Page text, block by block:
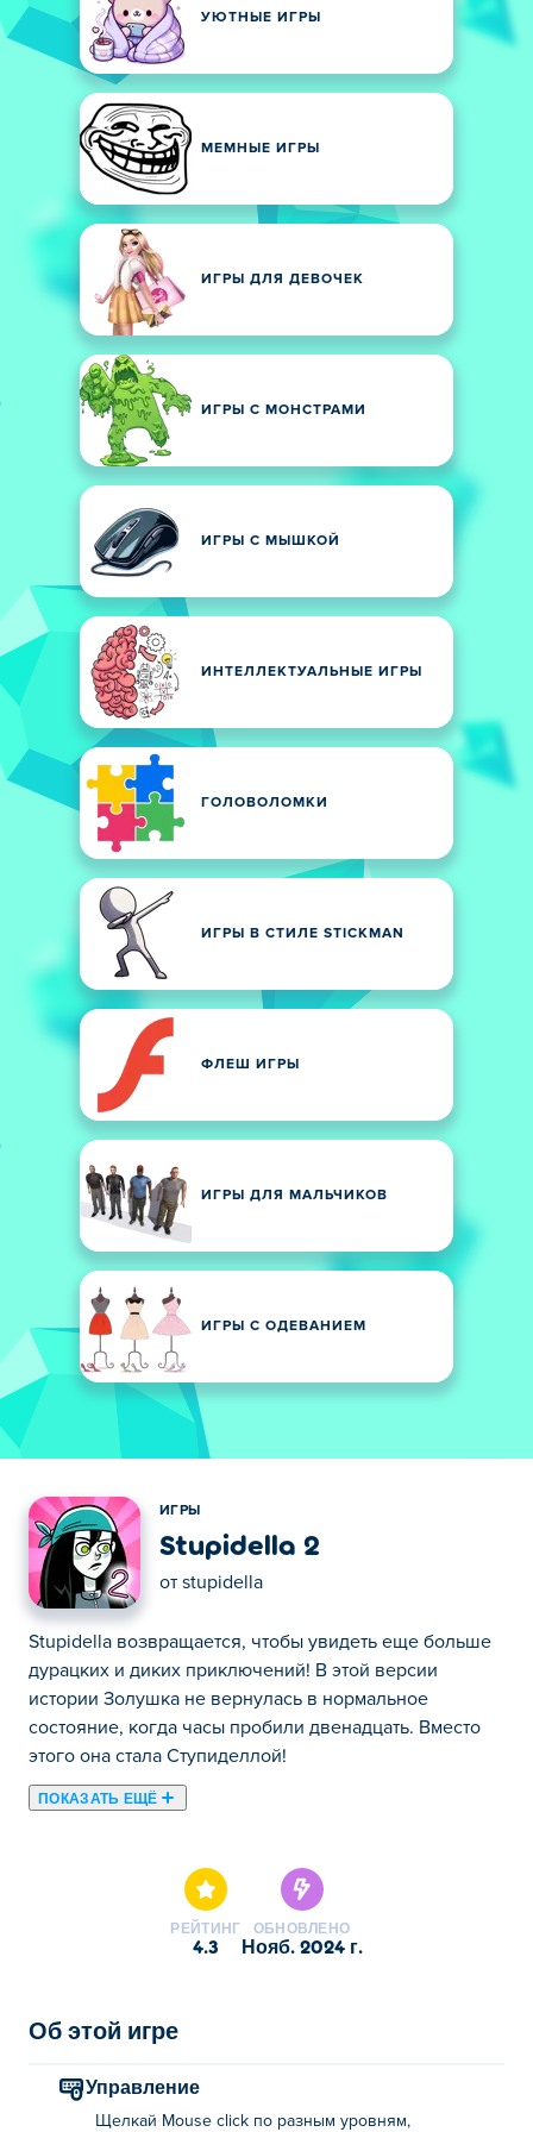
УЮТНЫЕ ИГРЫ
МЕМНЫЕ ИГРЫ
ИГРЫ ДЛЯ ДЕВОЧЕК
ИГРЫ С МОНСТРАМИ
ИГРЫ С МЫШКОЙ
ИНТЕЛЛЕКТУАЛЬНЫЕ ИГРЫ
ГОЛОВОЛОМКИ
ИГРЫ В СТИЛЕ STICKMAN
ФЛЕШ ИГРЫ
ИГРЫ ДЛЯ МАЛЬЧИКОВ
ИГРЫ С ОДЕВАНИЕМ
ИГРЫ
Stupidella 2
от stupidella
Stupidella возвращается, чтобы увидеть еще больше
дурацких и диких приключений! В этой версии
истории Золушка не вернулась в нормальное
состояние, когда часы пробили двенадцать. Вместо
этого она стала Ступиделлой!
ПОКАЗАТЬ ЕЩЁ
истории Золушка не вернулась в нормальное
состояние, когда часы пробили двенадцать. Вместо
этого она стала Ступиделлой! Ремонтируйте машину,
все! Все, что ей нужно, это ваша помощь, чтобы найти
легко найти. Не волнуйтесь, если вы застряли на
сложном уровне, вы всегда можете попросить
РЕЙТИНГ
4.3
ОБНОВЛЕНО
нояб. 2024 г.
Об этой игре
Управление
Щелкай Mouse click по разным уровням,